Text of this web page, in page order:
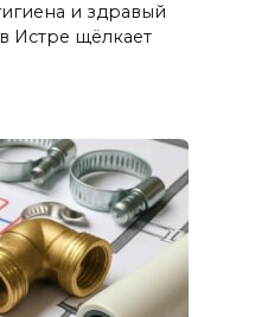
и здравый
Истре щёлкает